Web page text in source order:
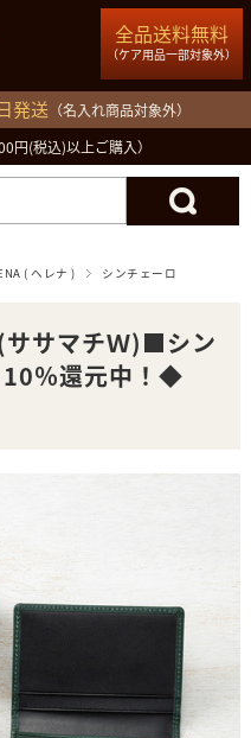
全品送料無料
（ケア用品一部対象外）
発送 （名入れ商品対象外）
円(税込)以上ご購入）
1212
録 買い物カゴ
( ヘレナ ) シンチェーロ
(ササマチＷ)■シン
％還元中！◆